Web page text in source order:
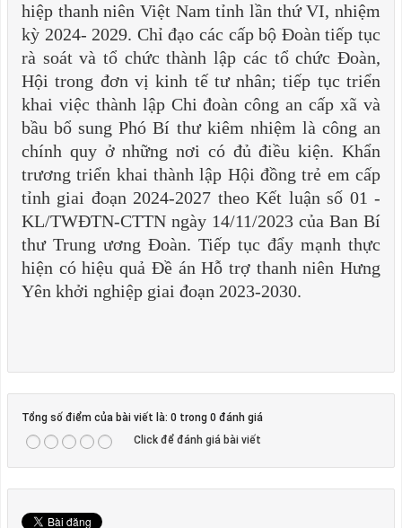
hiệp thanh niên Việt Nam tỉnh lần thứ VI, nhiệm
kỳ 2024- 2029. Chỉ đạo các cấp bộ Đoàn tiếp tục
rà soát và tổ chức thành lập các tổ chức Đoàn,
Hội trong đơn vị kinh tế tư nhân; tiếp tục triển
khai việc thành lập Chi đoàn công an cấp xã và
bầu bổ sung Phó Bí thư kiêm nhiệm là công an
chính quy ở những nơi có đủ điều kiện. Khẩn
trương triển khai thành lập Hội đồng trẻ em cấp
tỉnh giai đoạn 2024-2027 theo Kết luận số 01 -
KL/TWĐTN-CTTN ngày 14/11/2023 của Ban Bí
thư Trung ương Đoàn. Tiếp tục đẩy mạnh thực
hiện có hiệu quả Đề án Hỗ trợ thanh niên Hưng
Yên khởi nghiệp giai đoạn 2023-2030.
Tổng số điểm của bài viết là: 0 trong 0 đánh giá
Click để đánh giá bài viết